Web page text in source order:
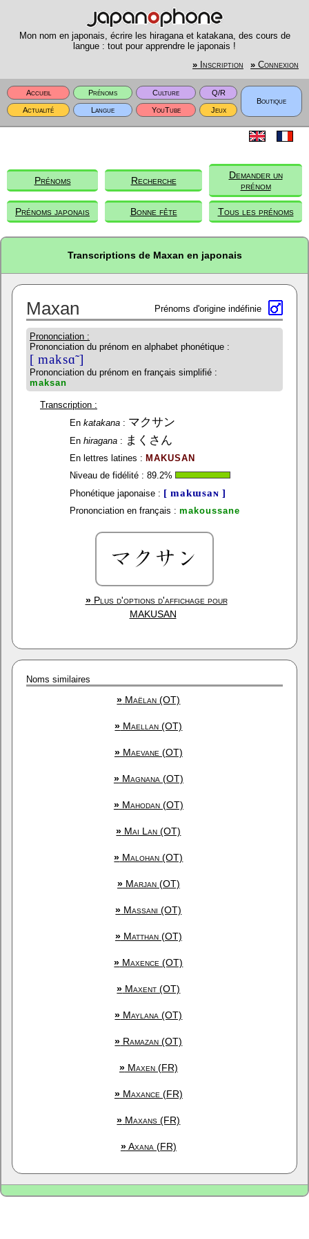
Mon nom en japonais, écrire les hiragana et katakana, des cours de
langue : tout pour apprendre le japonais !
» Inscription » Connexion
Accueil Prénoms Culture
Q/R
Boutique
Actualité
Langue YouTube Jeux
Prénoms Recherche
Demander un
prénom
Prénoms japonais Bonne fête Tous les prénoms
Transcriptions de Maxan en japonais
Maxan Prénoms d'origine indéfinie
Prononciation :
Prononciation du prénom en alphabet phonétique :
[ maksɑ̃ ]
Prononciation du prénom en français simplifié :
maksan
Transcription :
En katakana: マクサン
En hiragana: まくさん
En lettres latines : MAKUSAN
Niveau de fidélité : 89.2%
Phonétique japonaise : [ makɯsaɴ ]
Prononciation en français : makoussane
»Plus d'options d'affichage pour
MAKUSAN
Noms similaires
» Maëlan (OT)
» Maellan (OT)
»Maevane (OT)
»Magnana (OT)
»Mahodan (OT)
» Mai Lan (OT)
» Malohan (OT)
»Marjan (OT)
» Massani (OT)
»Matthan (OT)
» Maxence (OT)
» Maxent (OT)
» Maylana (OT)
» Ramazan (OT)
»Maxen (FR)
»Maxance (FR)
» Maxans (FR)
»Axana (FR)